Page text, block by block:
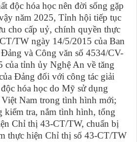
độc hóa học nên đời sống gặp
năm 2025, Tỉnh hội tiếp tục
cho cấp uỷ, chính quyền thực
TW ngày 14/5/2015 của Ban
và Công văn số 4534/CV-
của tỉnh ủy Nghệ An về tăng
Đảng đối với công tác giải
hóa học do Mỹ sử dụng
Nam trong tình hình mới;
kiểm tra, nắm tình hình, tổng
Chỉ thị 43-CT/TW, chuẩn bị
thực hiện Chỉ thị số 43-CT/TW